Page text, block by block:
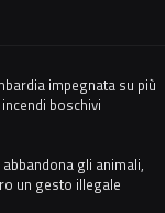
impegnata su più
boschivi
gli animali,
un gesto illegale